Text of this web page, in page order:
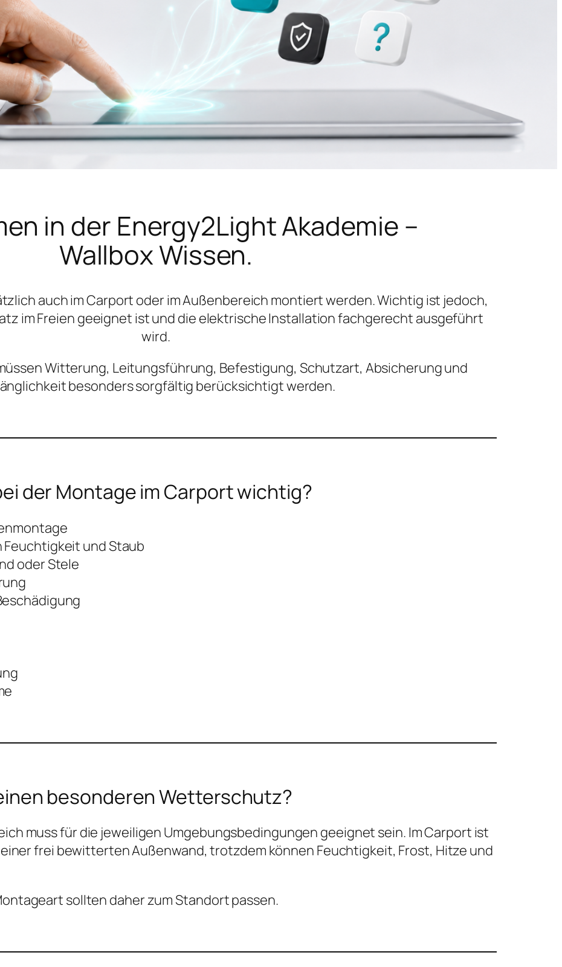
in der Energy2Light Akademie –
Wallbox Wissen.
auch im Carport oder im Außenbereich montiert werden. Wichtig ist jedoch,
im Freien geeignet ist und die elektrische Installation fachgerecht ausgeführt
wird.
Witterung, Leitungsführung, Befestigung, Schutzart, Absicherung und
besonders sorgfältig berücksichtigt werden.
der Montage im Carport wichtig?
und Staub
oder Stele
besonderen Wetterschutz?
muss für die jeweiligen Umgebungsbedingungen geeignet sein. Im Carport ist
frei bewitterten Außenwand, trotzdem können Feuchtigkeit, Frost, Hitze und
sollten daher zum Standort passen.